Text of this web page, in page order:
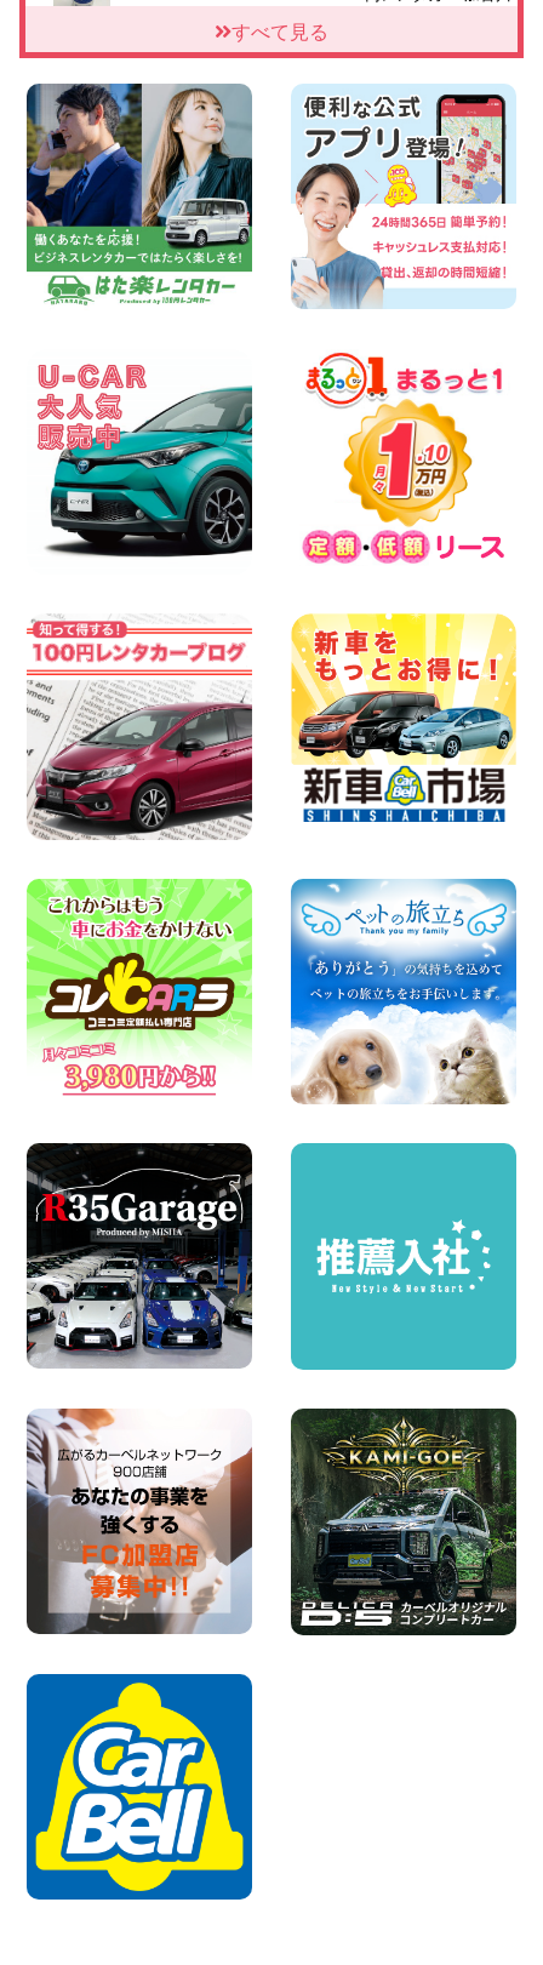
【佐渡の夏はレンタカーで自由に!】 新潟
100円レンタカー 両津
2026年08月06日
佐渡空港店はお盆も休まず営業中! 新潟県
佐渡空港店
100円レンタカー 佐渡空港
2026年08月06日
今週末空きあります☆ 大阪府 寝屋川太間
東町店
100円レンタカー 寝屋川太間東町
2026年08月06日
100円レンタカー 杉戸
2026年08月06日
今週末空きあります◎ カーシェア 墨田文
花店 東京都 墨田文花店
100円レンタカー 墨田文花
2026年08月06日
当社在庫車紹介【軽トラ】ハイゼットト
ラック 神奈川県 横浜旭南本宿町店
100円レンタカー 横浜旭南本宿町
2026年08月06日
のお知らせ!! 神奈川県 横浜弥生台店
100円レンタカー 横浜弥生台
2026年08月06日
ハイエースワゴンGL!!クルーズコントロ
ールが付いている〜!! 福島県 福島笹木野
店
100円レンタカー 福島笹木野
2026年08月05日
※※超格安日額5,800円※※荷物運びに最適
の軽バンのレンタカー!! 出雲ドーム前店
島根県 出雲ドーム前店
2026年08月05日
人気のスペイドワゴン ライトブルーで登
場です! 東京都 羽田空港店
100円レンタカー 羽田空港
2026年08月04日
お引越しに便利で最適!(禁煙車両) 香川県
坂出川津店
100円レンタカー 坂出川津
2026年08月04日
ちょっとそこまで。もっと気軽に 埼玉県
100円レンタカー 西武秩父駅前
圧倒的な存在感!【トヨタ・メガクルーザ
ー】を体感できるチャンスです! 千葉県
千葉北店
100円レンタカー 千葉北
2026年08月03日
★五所川原の夏を100円レンタカーで満
喫しよう!★ 青森県 五所川原店
すべて見る